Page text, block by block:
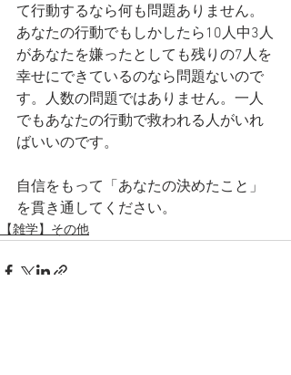
て行動するなら何も問題ありません。
あなたの行動でもしかしたら10人中3人
があなたを嫌ったとしても残りの7人を
幸せにできているのなら問題ないので
す。人数の問題ではありません。一人
でもあなたの行動で救われる人がいれ
ばいいのです。
自信をもって「あなたの決めたこと」
を貫き通してください。
【雑学】その他